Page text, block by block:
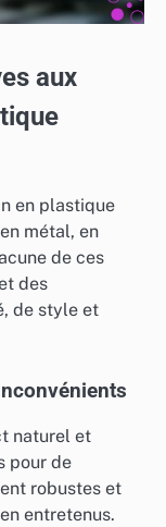
aux
en plastique
métal, en
de ces
des
de style et
naturel et
pour de
robustes et
entretenus.